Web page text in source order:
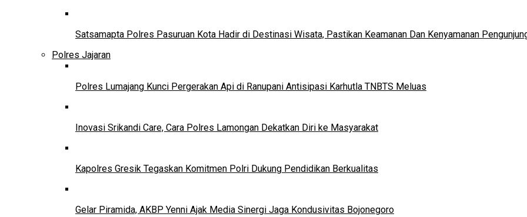
Satsamapta Polres Pasuruan Kota Hadir di Destinasi Wisata, Pastikan Keamanan Dan Kenyamanan
Polres Jajaran
Polres Lumajang Kunci Pergerakan Api di Ranupani Antisipasi Karhutla TNBTS Meluas
Inovasi Srikandi Care, Cara Polres Lamongan Dekatkan Diri ke Masyarakat
Kapolres Gresik Tegaskan Komitmen Polri Dukung Pendidikan Berkualitas
Gelar Piramida, AKBP Yenni Ajak Media Sinergi Jaga Kondusivitas Bojonegoro